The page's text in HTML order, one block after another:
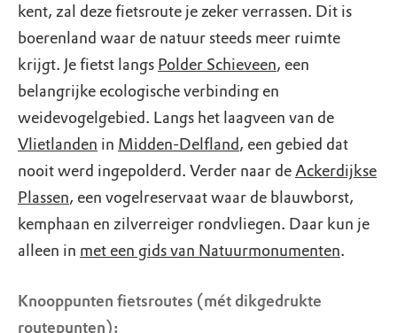
kent, zal deze fietsroute je zeker verrassen. Dit is
boerenland waar de natuur steeds meer ruimte
krijgt. Je fietst langs Polder Schieveen, een
belangrijke ecologische verbinding en
weidevogelgebied. Langs het laagveen van de
Vlietlanden in Midden-Delfland, een gebied dat
nooit werd ingepolderd. Verder naar deAckerdijkse
Plassen, een vogelreservaat waar de blauwborst,
kemphaan en zilverreiger rondvliegen. Daar kun je
alleen in met een gids van Natuurmonumenten.
Knooppunten fietsroutes (mét dikgedrukte
routepunten):